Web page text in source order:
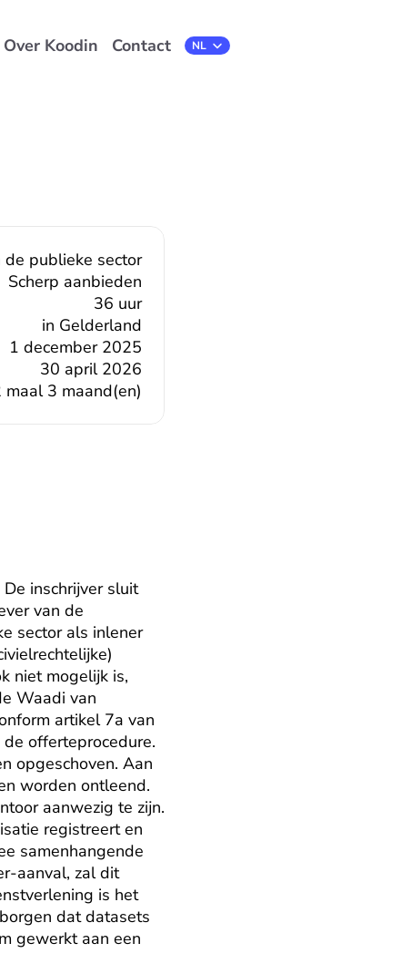
Over Koodin Contact Select Language
NL
1 december 2025
30 april 2026
maal 3 maand(en)
publieke sector
Scherp aanbieden
36 uur
in Gelderland
inschrijver sluit
van de
sector als inlener
niet mogelijk is,
Waadi van
artikel 7a van
offerteprocedure.
opgeschoven. Aan
worden ontleend.
aanwezig te zijn.
registreert en
samenhangende
aanval, zal dit
is het
dat datasets
gewerkt aan een